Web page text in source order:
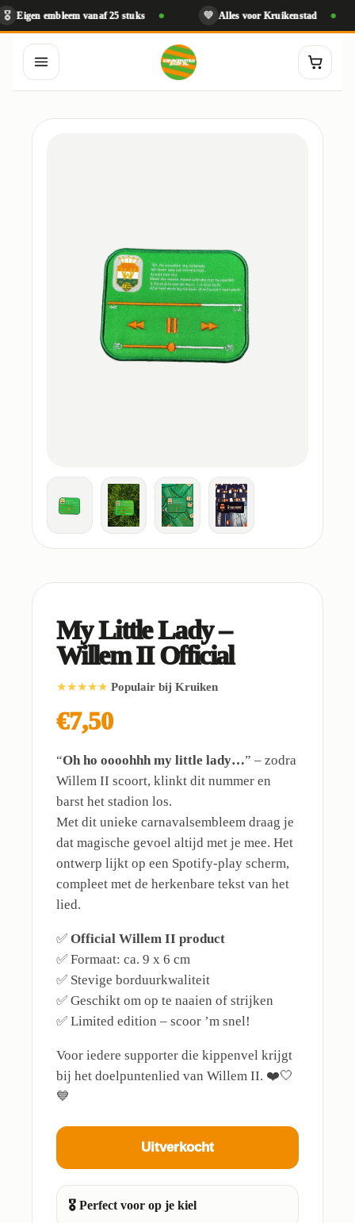
embleem vanaf 25 stuks Alles voor Kruikenstad
My Little Lady –
Willem II Official
★★★★★ Populair bij Kruiken
€7,50
“Oh ho oooohhh my little lady…” – zodra
Willem II scoort, klinkt dit nummer en
barst het stadion los.
Met dit unieke carnavalsembleem draag je
dat magische gevoel altijd met je mee. Het
ontwerp lijkt op een Spotify-play scherm,
compleet met de herkenbare tekst van het
lied.
✅ Official Willem II product
✅ Formaat: ca. 9 x 6 cm
✅ Stevige borduurkwaliteit
✅ Geschikt om op te naaien of strijken
✅ Limited edition – scoor ’m snel!
Voor iedere supporter die kippenvel krijgt
bij het doelpuntenlied van Willem II. ❤️🤍
💙
Uitverkocht
🎖️ Perfect voor op je kiel